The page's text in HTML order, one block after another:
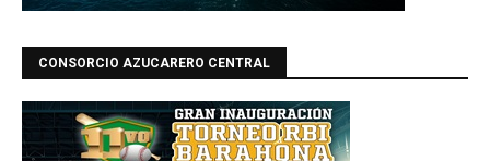
CONSORCIO AZUCARERO CENTRAL